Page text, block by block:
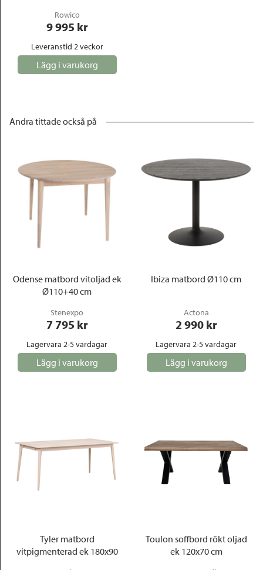
Rowico
9 995 kr
Leveranstid 2 veckor
Lägg i varukorg
Andra tittade också på
Odense matbord vitoljad ek
Ø110+40 cm
Stenexpo
7 795 kr
Lagervara 2-5 vardagar
Lägg i varukorg
Ibiza matbord Ø110 cm
Actona
2 990 kr
Lagervara 2-5 vardagar
Lägg i varukorg
Tyler matbord
vitpigmenterad ek 180x90
Toulon soffbord rökt oljad
ek 120x70 cm